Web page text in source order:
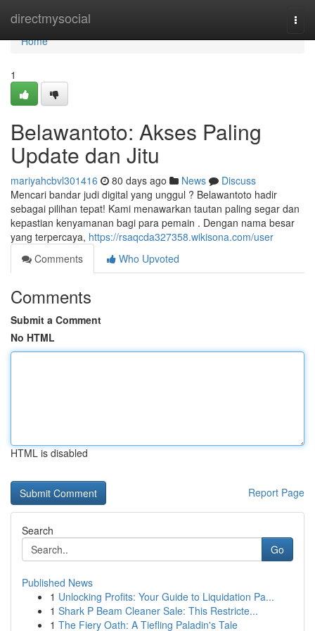
directmysocial
Home
Home
1
Belawantoto: Akses Paling
Update dan Jitu
mariyahcbvl301416 80 days ago News
Discuss
Mencari bandar judi digital yang unggul ? Belawantoto hadir
sebagai pilihan tepat! Kami menawarkan tautan paling segar dan
kepastian kenyamanan bagi para pemain . Dengan nama besar
yang terpercaya, https://rsaqcda327358.wikisona.com/user
Comments
Who Upvoted
Comments
Submit a Comment
No HTML
HTML is disabled
Report Page
Search
Go
Published News
1 Unlocking Profits: Your Guide to Liquidation Pa...
1 Shark P Beam Cleaner Sale: This Restricte...
1 The Fiery Oath: A Tiefling Paladin's Tale